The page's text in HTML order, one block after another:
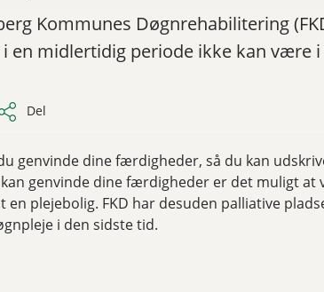
Kommunes Døgnrehabilitering
en midlertidig periode ikke kan være i
Del
genvinde dine færdigheder, så du kan
genvinde dine færdigheder er det muligt at
en plejebolig. FKD har desuden palliative
i den sidste tid.